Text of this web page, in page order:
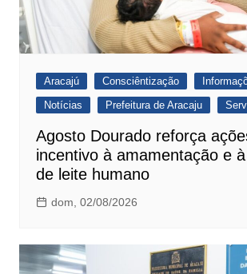
Aracajú Consciêntização
Notícias
Prefeitura de Aracaju
Agosto Dourado reforça
incentivo à amamentação e
de leite humano
dom, 02/08/2026